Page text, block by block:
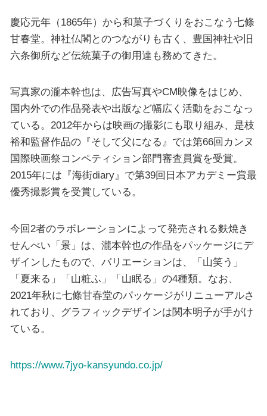
慶応元年（1865年）から和菓子づくりをおこなう七條
甘春堂。神社仏閣とのつながりも古く、豊国神社や旧
六条御所など伝統菓子の御用達も務めてきた。
写真家の瀧本幹也は、広告写真やCM映像をはじめ、
国内外での作品発表や出版など幅広く活動をおこなっ
ている。2012年からは映画の撮影にも取り組み、是枝
裕和監督作品の『そして父になる』では第66回カンヌ
国際映画祭コンペティション部門審査員賞を受賞。
2015年には『海街diary』で第39回日本アカデミー賞最
優秀撮影賞を受賞している。
今回2者のラボレーションによって発売される麩焼き
せんべい「景」は、瀧本幹也の作品をパッケージにデ
ザインしたもので、バリエーションは、「山笑う」
「夏来る」「山粧ふ」「山眠る」の4種類。なお、
2021年秋に七條甘春堂のパッケージがリニューアルさ
れており、グラフィックデザインは関本明子が手がけ
ている。
https://www.7jyo-kansyundo.co.jp/